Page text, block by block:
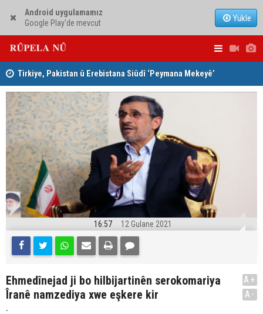
Android uygulamamız
Google Play'de mevcut
Yükle
Tirkiye, Pakistan û Erebistana Siûdî ‘Peymana Mekeyê’
îmze kir girîng e û
16:57 12 Gulane 2021
Ehmedînejad ji bo hilbijartinên serokomariya
Îranê namzediya xwe eşkere kir
.
A+
A-